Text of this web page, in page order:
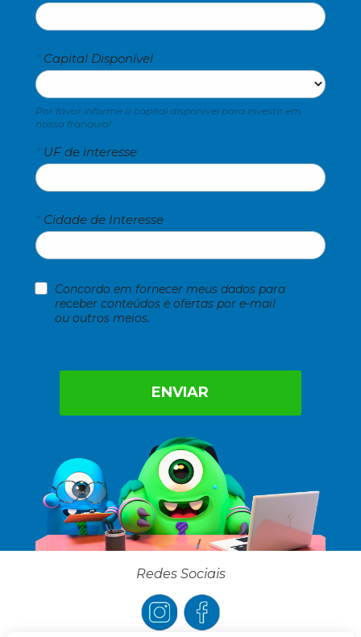
* Capital Disponível
Por favor informe o capital disponível para investir em
nossa franquia!
* UF de interesse
* Cidade de Interesse
Concordo em fornecer meus dados para
receber conteúdos e ofertas por e-mail
ou outros meios.
ENVIAR
Redes Sociais